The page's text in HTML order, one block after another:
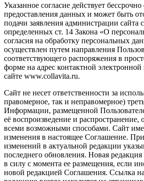
Указанное согласие действует
предоставления данных и может быть
подачи заявления администрации сайта
определенных ст. 14 Закона «О
согласия на обработку персональных
осуществлен путем направления
соответствующего распоряжения в
форме на адрес контактной
сайте www.collavita.ru.
Сайт не несет ответственности за
правомерное, так и неправомерное)
Информации, размещенной
её воспроизведение и распространение,
всеми возможными способами. Сайт
изменения в настоящее Соглашение.
изменений в актуальной редакции
последнего обновления. Новая
в силу с момента ее размещения, если
новой редакцией Соглашения. Ссылка